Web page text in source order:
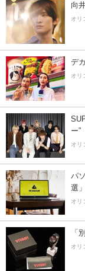
向
オリ
デ
オリ
ー”
オリ
パ
選」
オリ
「
オリ